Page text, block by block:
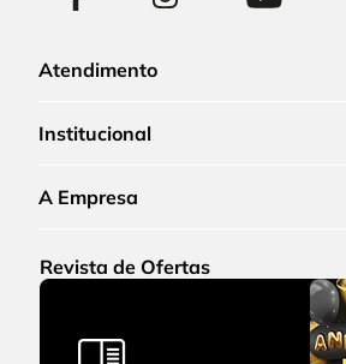
Atendimento
Institucional
A Empresa
Revista de Ofertas